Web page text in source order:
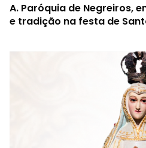
A. Paróquia de Negreiros,
e tradição na festa de